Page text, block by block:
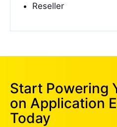
Reseller
Start Powering
on Application
Today